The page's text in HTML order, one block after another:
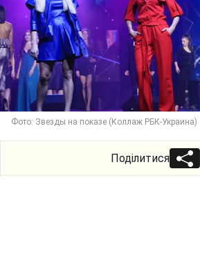
Фото: Звезды на показе (Коллаж РБК-Украина)
Поділитися